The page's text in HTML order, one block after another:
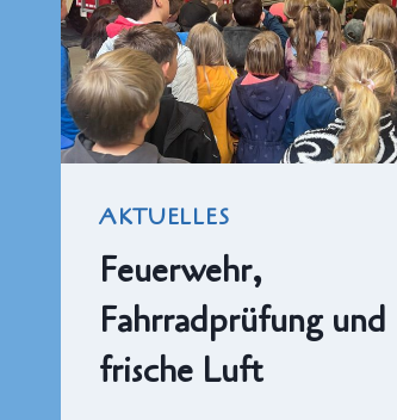
AKTUELLES
Feuerwehr,
Fahrradprüfung und
frische Luft